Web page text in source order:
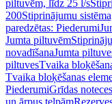
piltuvēm, līdz 25 l/s
200Stiprinājumu
paredzētas: Piederumi
Jumta piltuvēm
novadīšanaJumta
piltuvesTvaika
Tvaika bloķēšanas
PiederumiGrīdas
un ārpus telpām